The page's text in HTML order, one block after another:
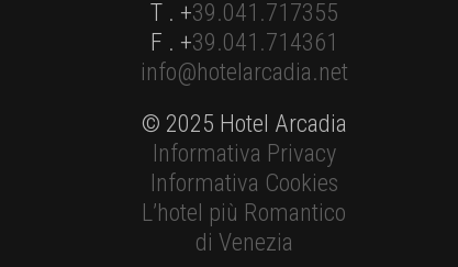
T . +39.041.717355
F . +39.041.714361
info@hotelarcadia.net
© 2025 Hotel Arcadia
Informativa Privacy
Informativa Cookies
L’hotel più Romantico
di Venezia